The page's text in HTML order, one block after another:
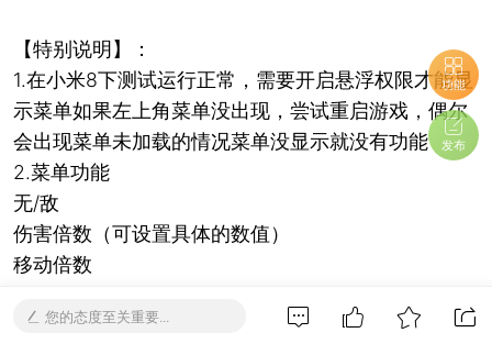
【特别说明】：
1.在小米8下测试运行正常，需要开启悬浮权限才能显
示菜单如果左上角菜单没出现，尝试重启游戏，偶尔
会出现菜单未加载的情况菜单没显示就没有功能
2.菜单功能
无/敌
伤害倍数（可设置具体的数值）
移动倍数
免/费制作
您的态度至关重要...
功能
发布